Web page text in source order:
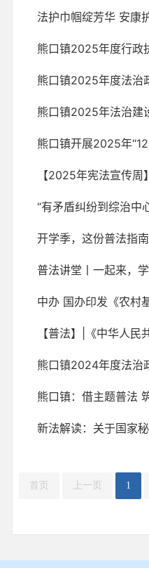
熊口镇2025年法治建
开学季，这份普法指南
首页 上一页 1